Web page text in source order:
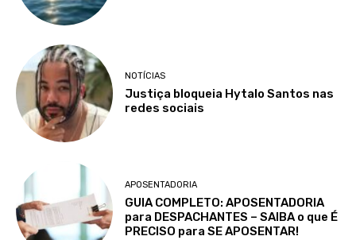
NOTÍCIAS
Justiça bloqueia Hytalo Santos nas
redes sociais
APOSENTADORIA
GUIA COMPLETO: APOSENTADORIA
para DESPACHANTES – SAIBA o que É
PRECISO para SE APOSENTAR!